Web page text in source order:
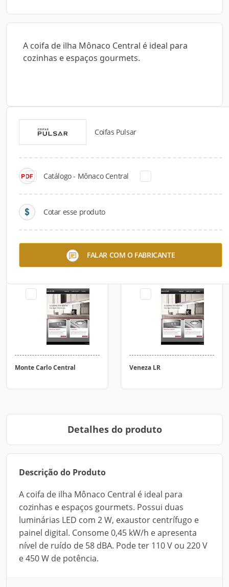
A coifa de ilha Mônaco Central é ideal para
cozinhas e espaços gourmets.
Coifas Pulsar
Catálogo - Mônaco Central
Cotar esse produto
FALAR COM O FABRICANTE
Catálogos para Download
Monte Carlo Central Veneza LR
Detalhes do produto
Descrição do Produto
A coifa de ilha Mônaco Central é ideal para
cozinhas e espaços gourmets. Possui duas
luminárias LED com 2 W, exaustor centrífugo e
painel digital. Consome 0,45 kW/h e apresenta
nível de ruído de 58 dBA. Pode ter 110 V ou 220 V
e 450 W de potência.